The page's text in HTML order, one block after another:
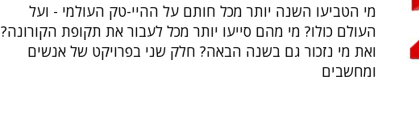
מי הטביעו השנה יותר מכל חותם על ההיי-טק העולמי - ועל
העולם כולו? מי מהם סייעו יותר מכל לעבור את תקופת הקורונה?
ואת מי נזכור גם בשנה הבאה? חלק שני בפרויקט של אנשים
ומחשבים